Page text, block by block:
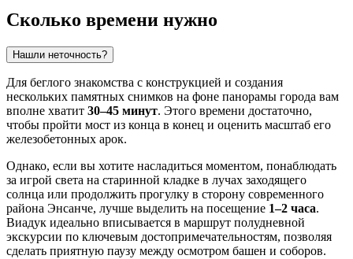
Сколько времени нужно
Нашли неточность?
Для беглого знакомства с конструкцией и создания
нескольких памятных снимков на фоне панорамы города вам
вполне хватит 30–45 минут. Этого времени достаточно,
чтобы пройти мост из конца в конец и оценить масштаб его
железобетонных арок.
Однако, если вы хотите насладиться моментом, понаблюдать
за игрой света на старинной кладке в лучах заходящего
солнца или продолжить прогулку в сторону современного
района Энсанче, лучше выделить на посещение 1–2 часа.
Виадук идеально вписывается в маршрут полудневной
экскурсии по ключевым достопримечательностям, позволяя
сделать приятную паузу между осмотром башен и соборов.